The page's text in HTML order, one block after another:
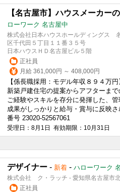
【名古屋市】ハウスメーカー
ローワーク 名古屋中
株式会社日本ハウスホールディングス
区千代田５丁目１１番３５号
日本ハウスＨＤ名古屋ビル５階
正社員
月給 361,000円 ～ 408,000円
【係長職採用： モデル年収８９４万円
新築戸建住宅の提案からアフターま
ご経験やスキルを存分に発揮した、管
成果がしっかりと給与・賞与に反映
番号 23020-52567061
受理日：8月1日 有効期限：10月31日
デザイナー - 新着 - ハローワーク
株式会社 ク・ラッチ - 愛知県名古屋市
正社員